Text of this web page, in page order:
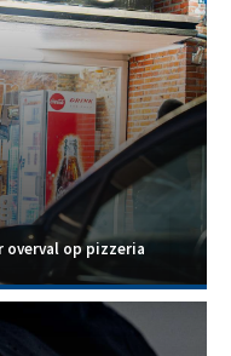
overval op pizzeria